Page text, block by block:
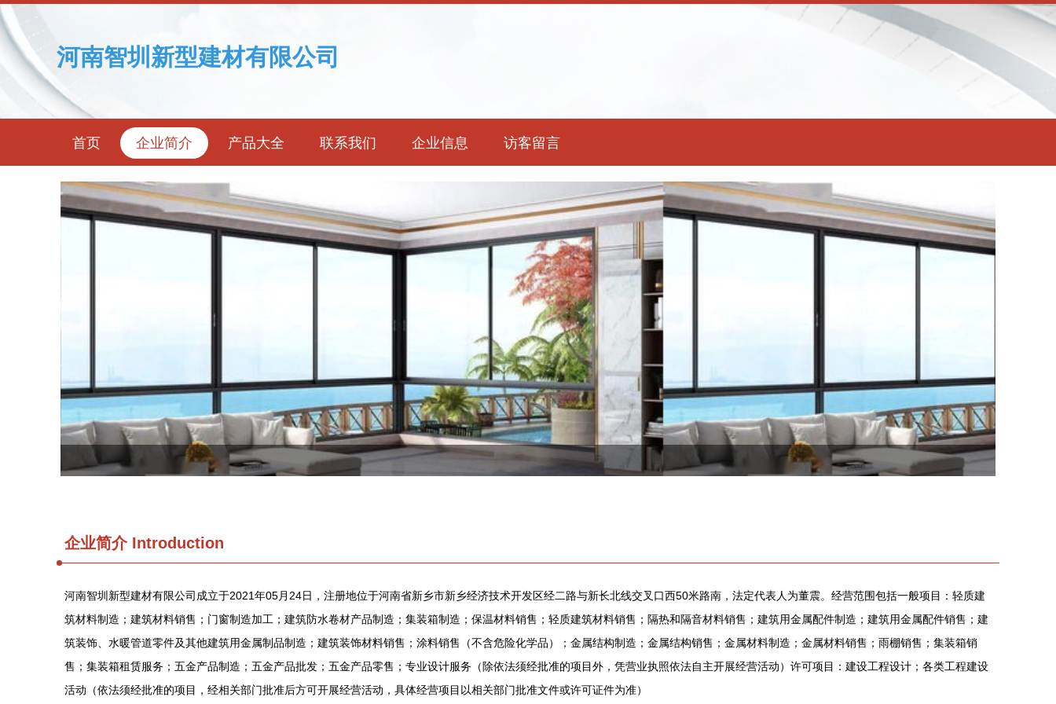
河南智圳新型建材有限公司
首页 企业简介 产品大全 联系我们 企业信息 访客留言
企业简介 Introduction
河南智圳新型建材有限公司成立于2021年05月24日，注册地位于河南省新乡市新乡经济技术开发区经二路与新长北线交叉口西50米路南，法定代表人为董震。经营范围包括一般项目：轻质建
筑材料制造；建筑材料销售；门窗制造加工；建筑防水卷材产品制造；集装箱制造；保温材料销售；轻质建筑材料销售；隔热和隔音材料销售；建筑用金属配件制造；建筑用金属配件销售；建
筑装饰、水暖管道零件及其他建筑用金属制品制造；建筑装饰材料销售；涂料销售（不含危险化学品）；金属结构制造；金属结构销售；金属材料制造；金属材料销售；雨棚销售；集装箱销
售；集装箱租赁服务；五金产品制造；五金产品批发；五金产品零售；专业设计服务（除依法须经批准的项目外，凭营业执照依法自主开展经营活动）许可项目：建设工程设计；各类工程建设
活动（依法须经批准的项目，经相关部门批准后方可开展经营活动，具体经营项目以相关部门批准文件或许可证件为准）